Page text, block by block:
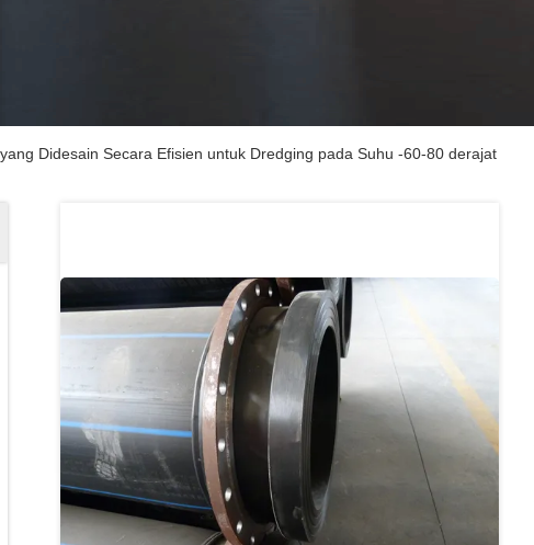
Didesain Secara Efisien untuk Dredging pada Suhu -60-80 derajat